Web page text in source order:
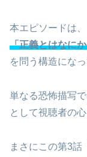
本エピソードは
「正義とはなに
を問う構造になっ
単なる恐怖描写
として視聴者の
まさにこの第3話